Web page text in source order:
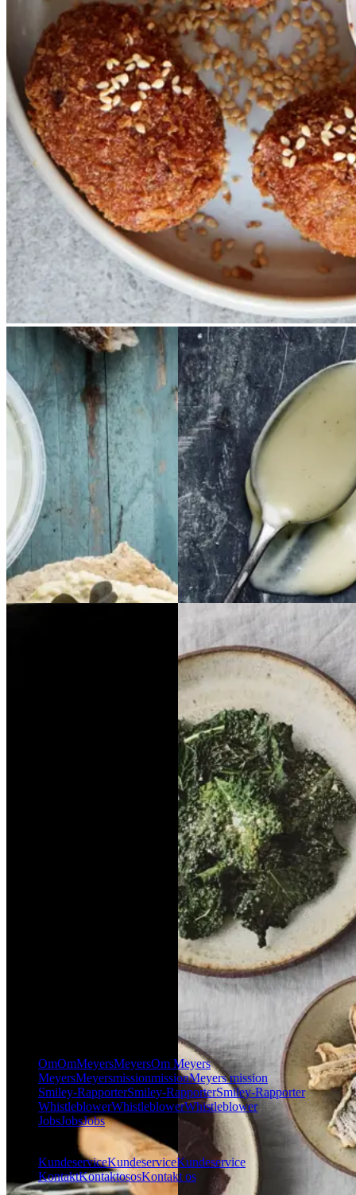
aubergine og peberfrugter
sammen.
Rød Rød mojomojo
Gem opskrift
Hjemmerørt
erørt mayo
Gem opskrift
BoBo
FrederiksensFrederi
ksens
'Trofæer'Trofæer
frafra
marken'marken' --
medmed altalt ii
dyp,dyp, dipdip ogog
dressingdressing
Gem opskrift
OmOmMeyersMeyersOm Meyers
MeyersMeyersmissionmissionMeyers mission
Smiley-RapporterSmiley-RapporterSmiley-Rapporter
WhistleblowerWhistleblowerWhistleblower
JobsJobsJobs
Kontakt
KundeserviceKundeserviceKundeservice
KontaktKontaktososKontakt os